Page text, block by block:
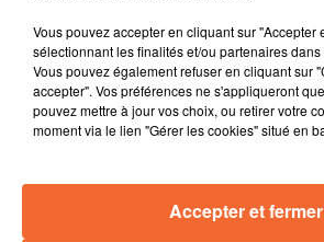
- Emmanuelle Ménard (photo), maire
présenté ses voeux à la population.
- A Thouars, l'opposition menée par
souhaite une collectivité plus
Vous pouvez accepter en cliquant sur "Accepter
sélectionnant les finalités et/ou partenaires dans
Vous pouvez également refuser en cliquant sur
accepter". Vos préférences ne s'appliqueront
pouvez mettre à jour vos choix, ou retirer votre
moment via le lien "Gérer les cookies" situé en
Accepter et fermer